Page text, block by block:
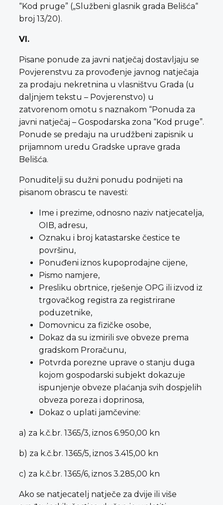
“Kod pruge” („Službeni glasnik grada Belišća“
broj 13/20).
VI.
Pisane ponude za javni natječaj dostavljaju se
Povjerenstvu za provođenje javnog natječaja
za prodaju nekretnina u vlasništvu Grada (u
daljnjem tekstu – Povjerenstvo) u
zatvorenom omotu s naznakom “Ponuda za
javni natječaj – Gospodarska zona “Kod pruge”.
Ponude se predaju na urudžbeni zapisnik u
prijamnom uredu Gradske uprave grada
Belišća.
Ponuditelji su dužni ponudu podnijeti na
pisanom obrascu te navesti:
Ime i prezime, odnosno naziv natjecatelja,
OIB, adresu,
Oznaku i broj katastarske čestice te
površinu,
Ponuđeni iznos kupoprodajne cijene,
Pismo namjere,
Presliku obrtnice, rješenje OPG ili izvod iz
trgovačkog registra za registrirane
poduzetnike,
Domovnicu za fizičke osobe,
Dokaz da su izmirili sve obveze prema
gradskom Proračunu,
Potvrda porezne uprave o stanju duga
kojom gospodarski subjekt dokazuje
ispunjenje obveze plaćanja svih dospjelih
obveza poreza i doprinosa,
Dokaz o uplati jamčevine:
a) za k.č.br. 1365/3, iznos 6.950,00 kn
b) za k.č.br. 1365/5, iznos 3.415,00 kn
c) za k.č.br. 1365/6, iznos 3.285,00 kn
Ako se natjecatelj natječe za dvije ili više